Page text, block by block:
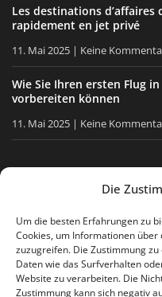
Die
Um die besten Erfahrungen zu
Cookies, um Informationen
zuzugreifen. Die Zustimmung
Daten wie das Surfverhalten
Website zu verarbeiten. Die
Zustimmung kann sich negativ
Les destinations d’affaires
rapidement en jet privé
11. Mai 2025 Keine
Wie Sie Ihren ersten Flug
vorbereiten können
11. Mai 2025 Keine
BLEIBEN SIE
Erhalten Sie unsere Tipps,
E-Mail-Box.